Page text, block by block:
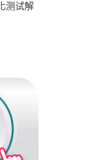
测试解